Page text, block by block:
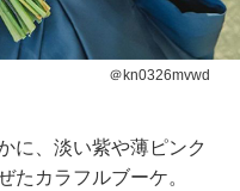
＠kn0326mvwd
に、淡い紫や薄ピンク
たカラフルブーケ。